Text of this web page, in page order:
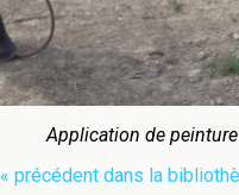
Application de
« précédent dans la